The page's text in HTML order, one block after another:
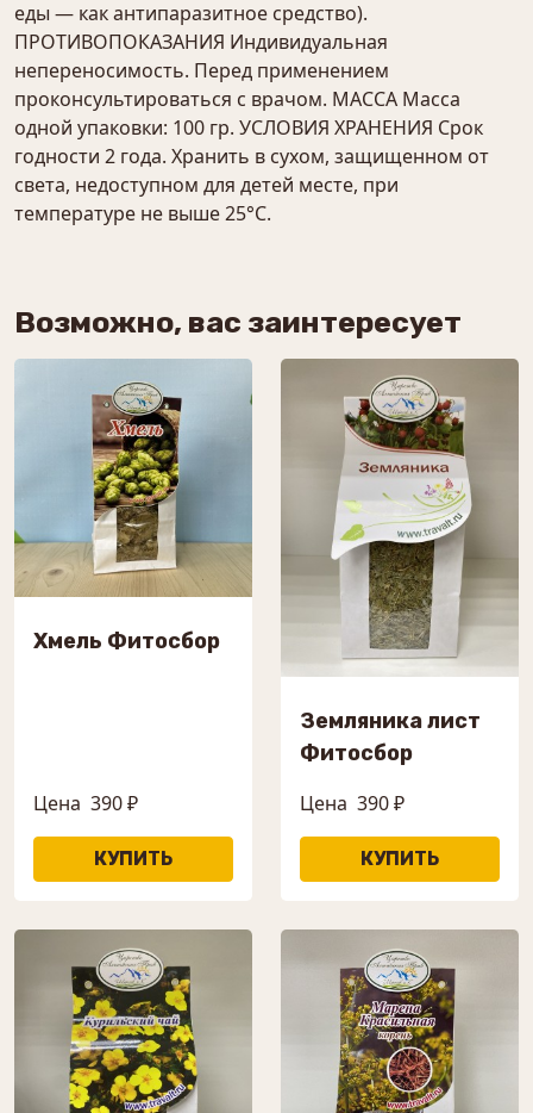
еды — как антипаразитное средство).
ПРОТИВОПОКАЗАНИЯ Индивидуальная
непереносимость. Перед применением
проконсультироваться с врачом. МАССА Масса
одной упаковки: 100 гр. УСЛОВИЯ ХРАНЕНИЯ Срок
годности 2 года. Хранить в сухом, защищенном от
света, недоступном для детей месте, при
температуре не выше 25°С.
Возможно, вас заинтересует
Хмель Фитосбор
Цена 390 ₽
Земляника лист
Фитосбор
Цена 390 ₽